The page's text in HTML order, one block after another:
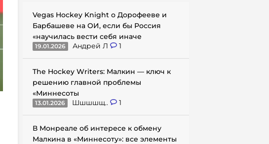
Vegas Hockey Knight о Дорофееве и
Барбашеве на ОИ, если бы Россия
«научилась вести себя иначе
19.01.2026 Андрей Л 1
The Hockey Writers: Малкин — ключ к
решению главной проблемы
«Миннесоты
13.01.2026 Шшшшщ.. 1
В Монреале об интересе к обмену
Малкина в «Миннесоту»: все элементы